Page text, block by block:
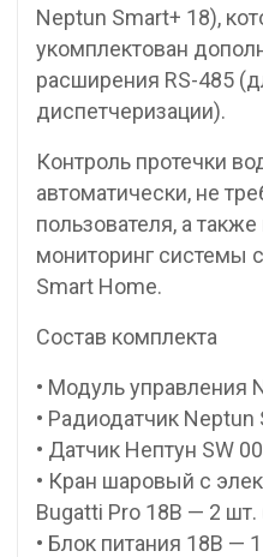
Neptun Smart+ 18),
укомплектован
расширения RS-485
диспетчеризации).
Контроль протечки
автоматически, не
пользователя, а
мониторинг системы
Smart Home.
Состав комплекта
• Модуль управления
• Радиодатчик
• Датчик Нептун SW
• Кран шаровый с
Bugatti Pro 18В — 2
• Блок питания 18В —